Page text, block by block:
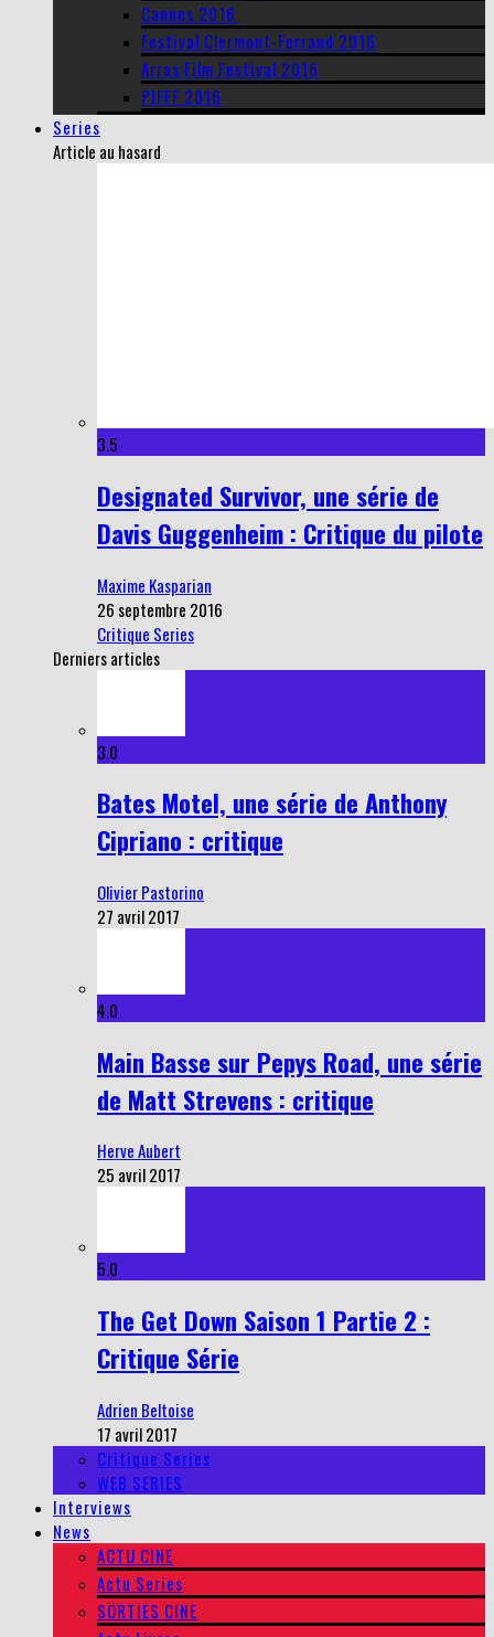
Cannes 2016
Festival Clermont-Ferrand 2016
Arras Film Festival 2016
PIFFF 2016
Series
Article au hasard
3.5
Designated Survivor, une série de
Davis Guggenheim : Critique du pilote
Maxime Kasparian
26 septembre 2016
Critique Series
Derniers articles
3.0
Bates Motel, une série de Anthony
Cipriano : critique
Olivier Pastorino
27 avril 2017
4.0
Main Basse sur Pepys Road, une série
de Matt Strevens : critique
Herve Aubert
25 avril 2017
5.0
The Get Down Saison 1 Partie 2 :
Critique Série
Adrien Beltoise
17 avril 2017
Critique Series
WEB SERIES
Interviews
News
ACTU CINE
Actu Series
SORTIES CINE